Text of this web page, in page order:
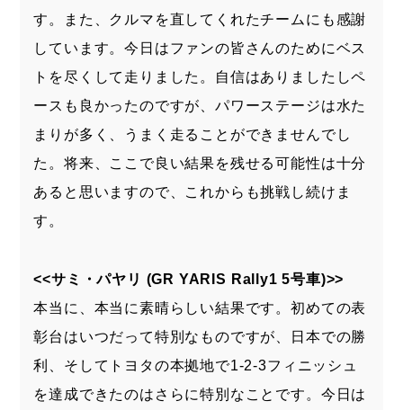
す。また、クルマを直してくれたチームにも感謝
しています。今日はファンの皆さんのためにベス
トを尽くして走りました。自信はありましたしペ
ースも良かったのですが、パワーステージは水た
まりが多く、うまく走ることができませんでし
た。将来、ここで良い結果を残せる可能性は十分
あると思いますので、これからも挑戦し続けま
す。
<<サミ・パヤリ (GR YARIS Rally1 5号車)>>
本当に、本当に素晴らしい結果です。初めての表
彰台はいつだって特別なものですが、日本での勝
利、そしてトヨタの本拠地で1-2-3フィニッシュ
を達成できたのはさらに特別なことです。今日は